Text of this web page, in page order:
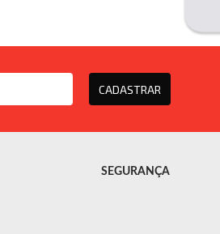
CADASTRAR
SEGURANÇA